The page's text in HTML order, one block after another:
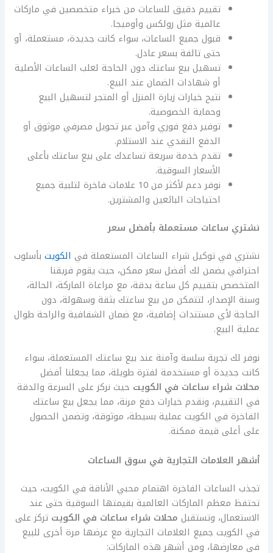
تقييم دقيق للساعات من خبراء متخصصين في ماركات
عالمية مثل رولكس وأوميجا.
قبول جميع الساعات، سواء كانت جديدة، مستعملة، أو
حتى تالفة بسعر عادل.
تسهيل بيع ساعتك دون الحاجة لعلب الساعات الأصلية
أو شهادات الضمان عند البيع.
نتيح خيارات زيارة المنزل أو المتجر لتسهيل البيع
وحماية الخصوصية.
توفير دفع فوري وآمن عبر تحويل مصرفي موثوق أو
الدفع النقدي عند الاستلام.
تقدم خدمة سريعة تساعدك على بيع ساعتك بأعلى
الأسعار السوقية.
نوفر دعم لأكثر من 10 علامات فاخرة لتلبية جميع
احتياجات البائعين والمشترين.
نشتري ساعات مستعملة بأفضل سعر
نشتري في توكيل شراء الساعات المستعملة في الكويت بأسلوب
احترافي يضمن لك أفضل سعر ممكن، حيث يقوم فريقنا
المتخصص بتقييم كل ساعة بدقة، مع مراعاة الماركة، الحالة،
وسنة الإصدار، لتتمكن من بيع ساعتك بثقة وسهولة، دون
الحاجة لأي مستندات إضافية، مع ضمان الشفافية والراحة طوال
عملية البيع.
نوفر لك تجربة سلسة وآمنة عند بيع ساعتك المستعملة، سواء
كانت جديدة أو مستخدمة لفترة طويلة، مما يجعلنا أفضل
محلات شراء ساعات في الكويت حيث نركز على السرعة والدقة
في التقييم، ونقدم خيارات دفع مرنة، مما يجعل بيع ساعتك
الفاخرة في الكويت عملية بسيطة، موثوقة، وتضمن الحصول
على أعلى قيمة ممكنة.
أشهر العلامات التجارية في سوق الساعات
تجذب الساعات الفاخرة اهتمام محبي الأناقة في الكويت، حيث
تحتفظ معظم الماركات العالمية بقيمتها السوقية حتى عند
الاستعمال، وتستقبل محلات شراء ساعات في الكويت تركز على
في الكويت جميع العلامات التجارية مع عرضها مرة أخرى للبيع
في معارضها، ومن أشهر هذه الماركات: